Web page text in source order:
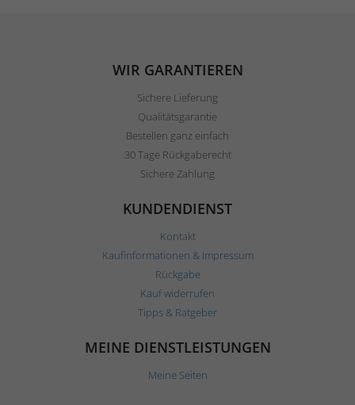
WIR GARANTIEREN
Sichere Lieferung
Qualitätsgarantie
Bestellen ganz einfach
30 Tage Rückgaberecht
Sichere Zahlung
KUNDENDIENST
Kontakt
Kaufinformationen & Impressum
Rückgabe
Kauf widerrufen
Tipps & Ratgeber
MEINE DIENSTLEISTUNGEN
Meine Seiten